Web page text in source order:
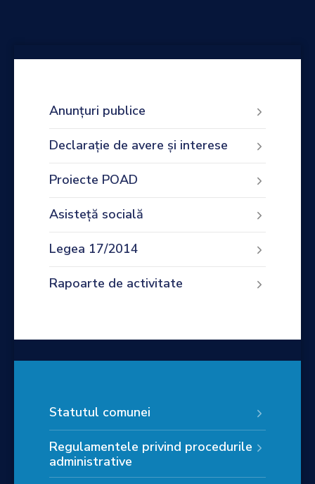
Anunțuri publice
Declarație de avere și interese
Proiecte POAD
Asisteță socială
Legea 17/2014
Rapoarte de activitate
Statutul comunei
Regulamentele privind procedurile
administrative